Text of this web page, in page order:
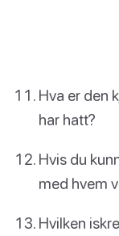
Hva er den
har hatt?
Hvis du
med hvem
Hvilken